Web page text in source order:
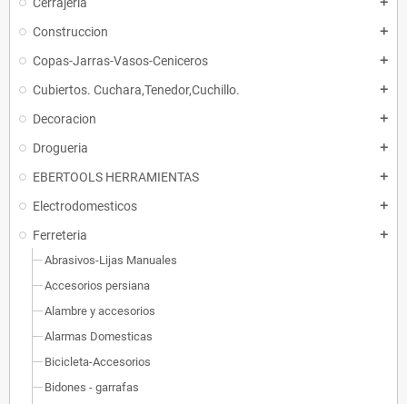
Construccion add
Copas-Jarras-Vasos-Ceniceros add
Cubiertos. Cuchara,Tenedor,Cuchillo. add
Decoracion add
Drogueria add
EBERTOOLS HERRAMIENTAS add
Electrodomesticos add
Ferreteria add
Abrasivos-Lijas Manuales
Accesorios persiana
Alambre y accesorios
Alarmas Domesticas
Bicicleta-Accesorios
Bidones - garrafas